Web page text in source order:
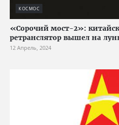
КОСМОС
«Сорочий мост-2»:
ретранслятор вышел на
12 Апрель, 2024